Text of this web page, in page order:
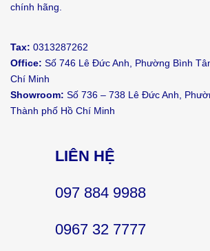
chính hãng.
Tax: 0313287262
Office: Số 746 Lê Đức Anh, Phường Bình
Chí Minh
Showroom: Số 736 – 738 Lê Đức Anh,
Thành phố Hồ Chí Minh
LIÊN HỆ
097 884 9988
0967 32 7777